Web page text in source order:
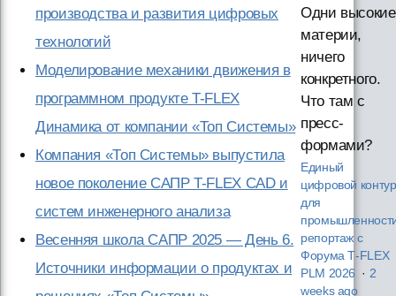
производства и развития цифровых
технологий
Моделирование механики движения в
программном продукте T-FLEX
Динамика от компании «Топ Системы»
Компания «Топ Системы» выпустила
новое поколение САПР T-FLEX CAD и
систем инженерного анализа
Весенняя школа САПР 2025 — День 6.
Источники информации о продуктах и
Одни высокие
материи,
ничего
конкретного.
Что там с
пресс-
формами?
Единый
цифровой контур
для
репортаж с
Форума T‑FLEX
PLM 2026 · 2
weeks ago